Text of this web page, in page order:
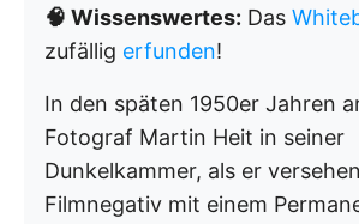
🧠 Wissenswertes: Das
zufällig erfunden!
In den späten 1950er Jahren
Fotograf Martin Heit in seiner
Dunkelkammer, als er
Filmnegativ mit einem